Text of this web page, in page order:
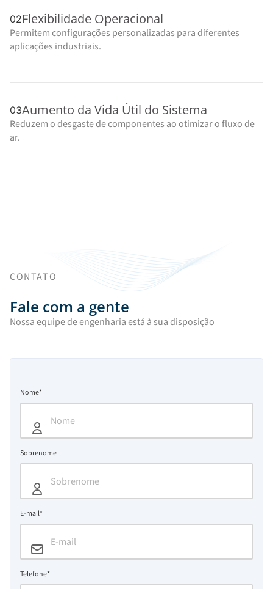
02Flexibilidade Operacional
Permitem configurações personalizadas para diferentes
aplicações industriais.
03Aumento da Vida Útil do Sistema
Reduzem o desgaste de componentes ao otimizar o fluxo de
ar.
CONTATO
Fale com a gente
Nossa equipe de engenharia está à sua disposição
Nome*
Sobrenome
E-mail*
Telefone*